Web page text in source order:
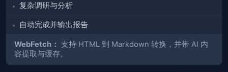
复杂调研与分析
自动完成并输出报告
WebFetch： 支持 HTML 到 Markdown 转换，并带 AI 内
容提取与缓存。